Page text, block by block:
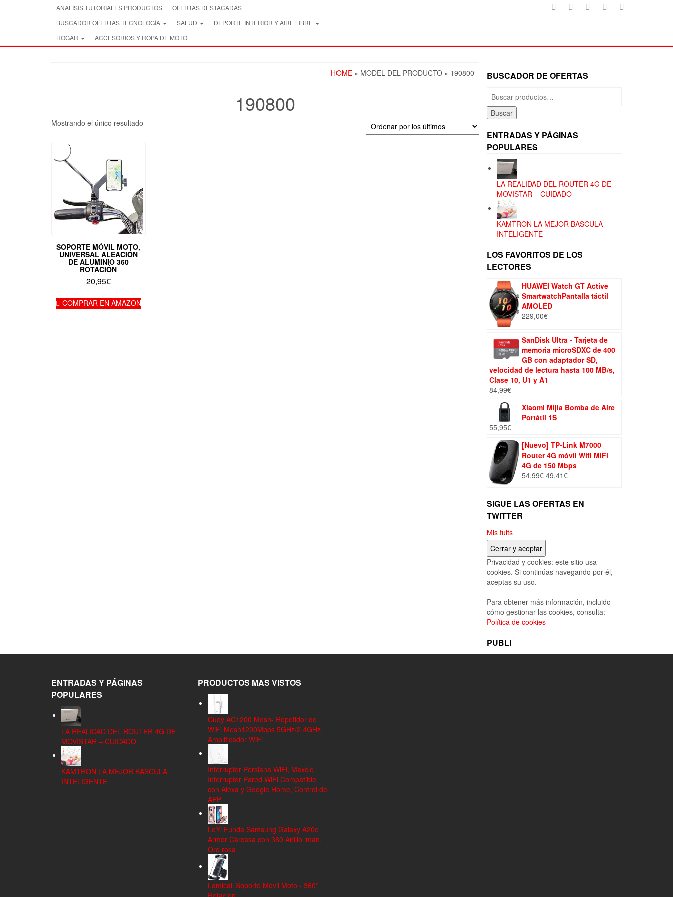
ANALISIS TUTORIALES PRODUCTOS
OFERTAS DESTACADAS
BUSCADOR OFERTAS TECNOLOGÍA
SALUD
DEPORTE INTERIOR Y AIRE LIBRE
HOGAR
ACCESORIOS Y ROPA DE MOTO
HOME » MODEL DEL PRODUCTO » 190800
190800
Mostrando el único resultado
SOPORTE MÓVIL MOTO,
UNIVERSAL ALEACIÓN
DE ALUMINIO 360
ROTACIÓN
20,95€
COMPRAR EN AMAZON
BUSCADOR DE OFERTAS
Buscar
por:
Buscar
ENTRADAS Y PÁGINAS
POPULARES
LA REALIDAD DEL ROUTER 4G DE
MOVISTAR – CUIDADO
KAMTRON LA MEJOR BASCULA
INTELIGENTE
LOS FAVORITOS DE LOS
LECTORES
HUAWEI Watch GT Active
SmartwatchPantalla táctil
AMOLED
229,00€
SanDisk Ultra - Tarjeta de
memoria microSDXC de 400
GB con adaptador SD,
velocidad de lectura hasta 100 MB/s,
Clase 10, U1 y A1
84,99€
Xiaomi Mijia Bomba de Aire
Portátil 1S
55,95€
[Nuevo] TP-Link M7000
Router 4G móvil Wifi MiFi
4G de 150 Mbps
54,99€ El
era:
49,41€El
es:
SIGUE LAS OFERTAS EN
TWITTER
Mis tuits
Privacidad y cookies: este sitio usa
cookies. Si continúas navegando por él,
aceptas su uso.
Para obtener más información, incluido
cómo gestionar las cookies, consulta:
Política de cookies
PUBLI
ENTRADAS Y PÁGINAS
POPULARES
LA REALIDAD DEL ROUTER 4G DE
MOVISTAR – CUIDADO
KAMTRON LA MEJOR BASCULA
INTELIGENTE
PRODUCTOS MAS VISTOS
Cudy AC1200 Mesh- Repetidor de
WiFi Mesh1200Mbps 5GHz/2.4GHz,
Amplificador WiFi
Interruptor Persiana WiFi, Maxcio
Interruptor Pared WiFi Compatible
con Alexa y Google Home, Control de
APP
LeYi Funda Samsung Galaxy A20e
Armor Carcasa con 360 Anillo iman,
Oro rosa
Lamicall Soporte Móvil Moto - 360°